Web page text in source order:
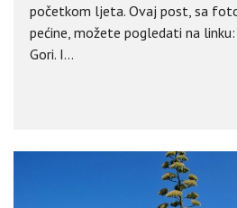
početkom ljeta. Ovaj post, sa
pećine, možete pogledati na
Gori. I...